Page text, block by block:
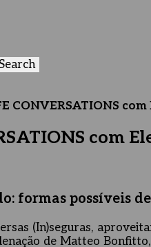
CONVERSATIONS
com
formas possíveis
(In)seguras,
de Matteo